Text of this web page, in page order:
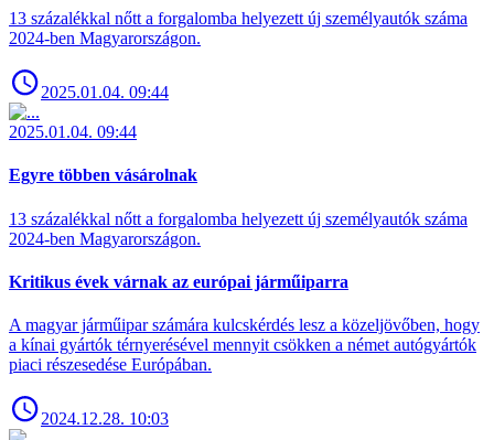
13 százalékkal nőtt a forgalomba helyezett új személyautók száma
2024-ben Magyarországon.
2025.01.04. 09:44
2025.01.04. 09:44
Egyre többen vásárolnak
13 százalékkal nőtt a forgalomba helyezett új személyautók száma
2024-ben Magyarországon.
Kritikus évek várnak az európai járműiparra
A magyar járműipar számára kulcskérdés lesz a közeljövőben, hogy
a kínai gyártók térnyerésével mennyit csökken a német autógyártók
piaci részesedése Európában.
2024.12.28. 10:03